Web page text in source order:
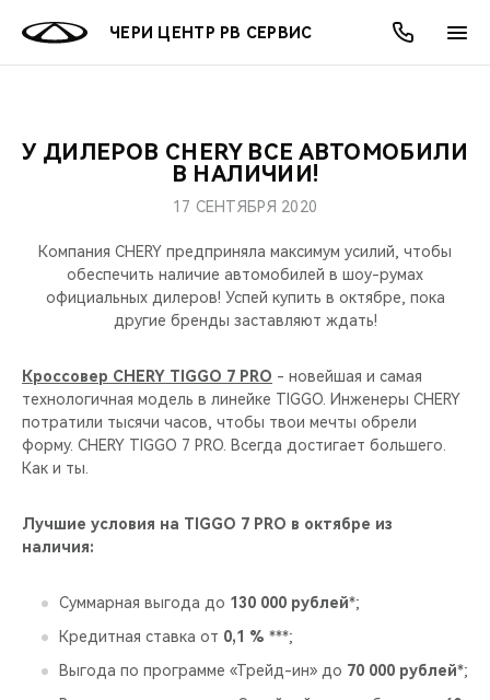
ЧЕРИ ЦЕНТР РВ СЕРВИС
МОДЕЛИ
КРОССОВЕРЫ
НОВИНКИ
ПОКУПАТЕЛЯМ
КРЕДИТ И СТРАХОВАНИЕ
ВЛАДЕЛЬЦАМ
ЗАПЧАСТИ И АКСЕССУАРЫ
ПОДДЕРЖКА
CHERY CONNECT
МИР CHERY
О БРЕНДЕ
CHERY В СОЦСЕТЯХ
ЛЮДИ CHERY
БЛАГОТВОРИТЕЛЬНОСТЬ
CHERY И СПОРТ
НАШИ МЕРОПРИЯТИЯ
АКЦИИ
ОНЛАЙН СЕРВИСЫ
КРЕДИТ
О КОМПАНИИ
МЫ В СОЦСЕТЯХ
У ДИЛЕРОВ CHERY ВСЕ АВТОМОБИЛИ
В НАЛИЧИИ!
17 СЕНТЯБРЯ 2020
Компания CHERY предприняла максимум усилий, чтобы
обеспечить наличие автомобилей в шоу-румах
официальных дилеров! Успей купить в октябре, пока
другие бренды заставляют ждать!
Кроссовер CHERY TIGGO 7 PRO - новейшая и самая
технологичная модель в линейке TIGGO. Инженеры CHERY
потратили тысячи часов, чтобы твои мечты обрели
форму. CHERY TIGGO 7 PRO. Всегда достигает большего.
Как и ты.
Лучшие условия на TIGGO 7 PRO в октябре из
наличия:
Суммарная выгода до 130 000 рублей*;
Кредитная ставка от 0,1 % ***;
Выгода по программе «Трейд-ин» до 70 000 рублей*;